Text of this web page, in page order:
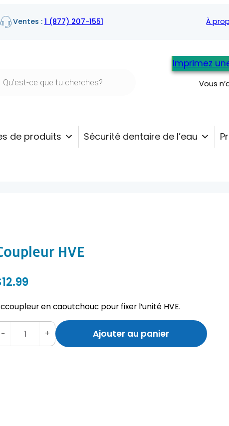
Ventes : 1 (877) 207-1551 À
Imprimez
Vous
de produits Sécurité dentaire de l’eau
HVE
12.99
en caoutchouc pour fixer l’unité HVE.
− + Ajouter au panier